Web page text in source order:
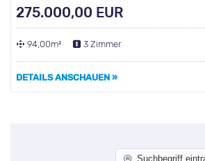
275.000,00 EUR
94,00m² 3 Zimmer
DETAILS ANSCHAUEN »